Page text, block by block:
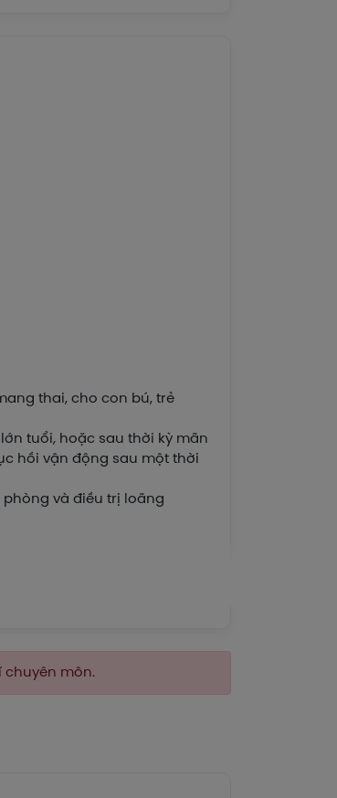
thai, cho con bú, trẻ
tuổi, hoặc sau thời kỳ mãn
hồi vận động sau một thời
và điều trị loãng
cho cân bằng điện giải
chuyên môn.